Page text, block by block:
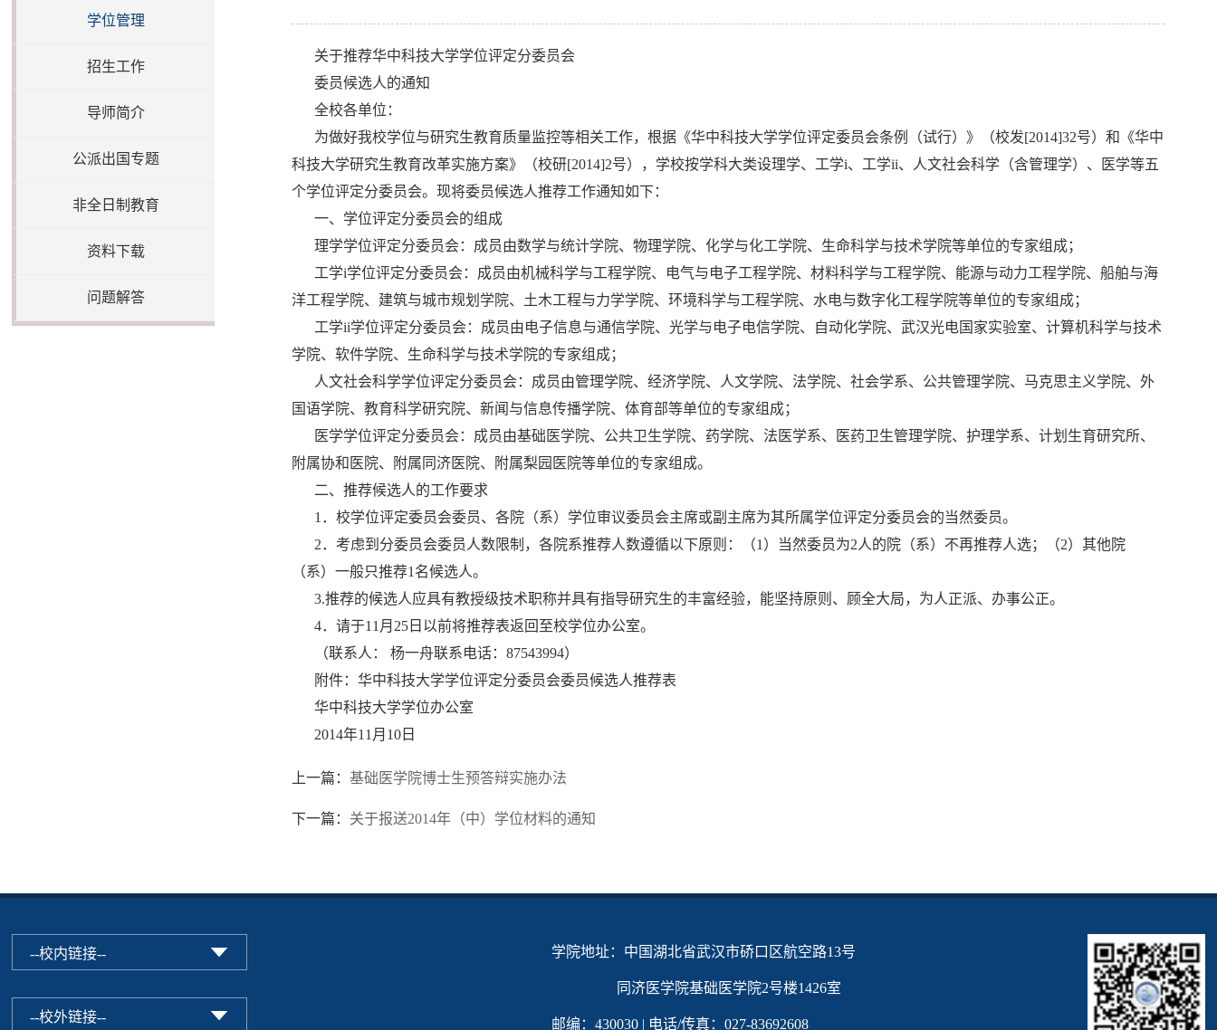
学位管理
招生工作
导师简介
公派出国专题
非全日制教育
资料下载
问题解答
关于推荐华中科技大学学位评定分委员会
委员候选人的通知
全校各单位：
为做好我校学位与研究生教育质量监控等相关工作，根据《华中科技大学学位评定委员会条例（试行）》（校发[2014]32号）和《华中
科技大学研究生教育改革实施方案》（校研[2014]2号），学校按学科大类设理学、工学i、工学ii、人文社会科学（含管理学）、医学等五
个学位评定分委员会。现将委员候选人推荐工作通知如下：
一、学位评定分委员会的组成
理学学位评定分委员会：成员由数学与统计学院、物理学院、化学与化工学院、生命科学与技术学院等单位的专家组成；
工学i学位评定分委员会：成员由机械科学与工程学院、电气与电子工程学院、材料科学与工程学院、能源与动力工程学院、船舶与海
洋工程学院、建筑与城市规划学院、土木工程与力学学院、环境科学与工程学院、水电与数字化工程学院等单位的专家组成；
工学ii学位评定分委员会：成员由电子信息与通信学院、光学与电子电信学院、自动化学院、武汉光电国家实验室、计算机科学与技术
学院、软件学院、生命科学与技术学院的专家组成；
人文社会科学学位评定分委员会：成员由管理学院、经济学院、人文学院、法学院、社会学系、公共管理学院、马克思主义学院、外
国语学院、教育科学研究院、新闻与信息传播学院、体育部等单位的专家组成；
医学学位评定分委员会：成员由基础医学院、公共卫生学院、药学院、法医学系、医药卫生管理学院、护理学系、计划生育研究所、
附属协和医院、附属同济医院、附属梨园医院等单位的专家组成。
二、推荐候选人的工作要求
1．校学位评定委员会委员、各院（系）学位审议委员会主席或副主席为其所属学位评定分委员会的当然委员。
2．考虑到分委员会委员人数限制，各院系推荐人数遵循以下原则：（1）当然委员为2人的院（系）不再推荐人选；（2）其他院
（系）一般只推荐1名候选人。
3.推荐的候选人应具有教授级技术职称并具有指导研究生的丰富经验，能坚持原则、顾全大局，为人正派、办事公正。
4．请于11月25日以前将推荐表返回至校学位办公室。
（联系人： 杨一舟联系电话：87543994）
附件：华中科技大学学位评定分委员会委员候选人推荐表
华中科技大学学位办公室
2014年11月10日
上一篇： 基础医学院博士生预答辩实施办法
下一篇： 关于报送2014年（中）学位材料的通知
学院地址：中国湖北省武汉市硚口区航空路13号
同济医学院基础医学院2号楼1426室
邮编：430030 | 电话/传真：027-83692608